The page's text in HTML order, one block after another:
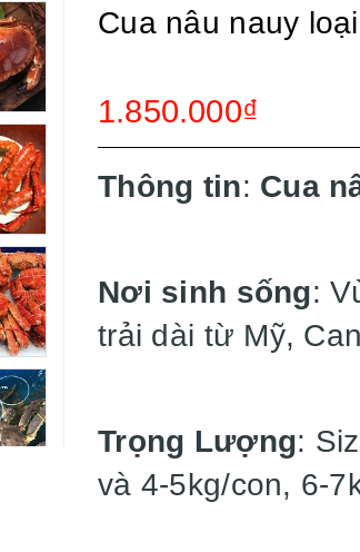
Cua nâu nauy
1.850.000₫
Thông tin: Cua
Nơi sinh sống:
trải dài từ Mỹ,
Trọng Lượng:
và 4-5kg/con, 6-